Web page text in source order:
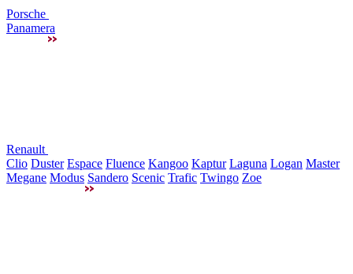
Porsche
Panamera
Renault
Clio Duster Espace Fluence Kangoo Kaptur Laguna Logan Master
Megane Modus Sandero Scenic Trafic Twingo Zoe